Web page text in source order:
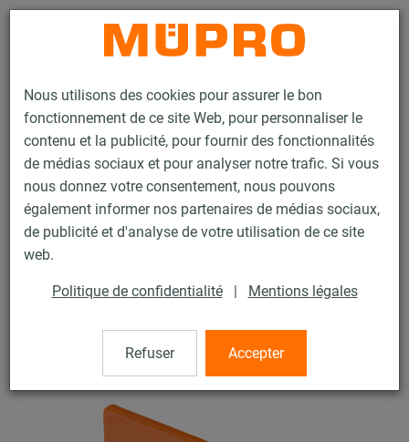
Nous utilisons des cookies pour assurer le bon
fonctionnement de ce site Web, pour personnaliser le
contenu et la publicité, pour fournir des fonctionnalités
de médias sociaux et pour analyser notre trafic. Si vous
nous donnez votre consentement, nous pouvons
également informer nos partenaires de médias sociaux,
de publicité et d'analyse de votre utilisation de ce site
web.
Politique de confidentialité | Mentions légales
Refuser Accepter
Contact
Produits Technique de fixation
Fixation de gaines
Produits galvanisés à chaud pour la fixation de gaines
Capuchon de sécurité MPT
Capuchon de sécurité MPT